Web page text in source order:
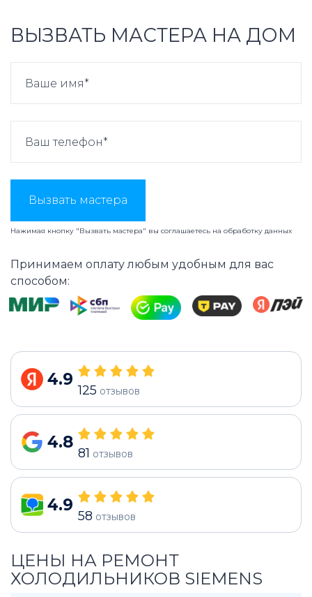
ВЫЗВАТЬ МАСТЕРА НА ДОМ
Вызвать мастера
Нажимая кнопку "Вызвать мастера" вы соглашаетесь на обработку данных
Принимаем оплату любым удобным для вас
способом:
4.9
125 отзывов
4.8
81 отзывов
4.9
58 отзывов
ЦЕНЫ НА РЕМОНТ
ХОЛОДИЛЬНИКОВ SIEMENS